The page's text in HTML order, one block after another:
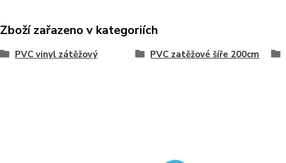
Zboží zařazeno v kategoriích
PVC vinyl zátěžový PVC zatěžové šíře 200cm